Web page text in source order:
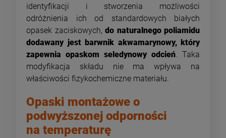
identyfikacji i stworzenia możliwości
odróżnienia ich od standardowych białych
opasek zaciskowych, do naturalnego poliamidu
dodawany jest barwnik akwamarynowy, który
zapewnia opaskom seledynowy odcień. Taka
modyfikacja składu nie ma wpływa na
właściwości fizykochemiczne materiału.
Opaski montażowe o
podwyższonej odporności
na temperaturę